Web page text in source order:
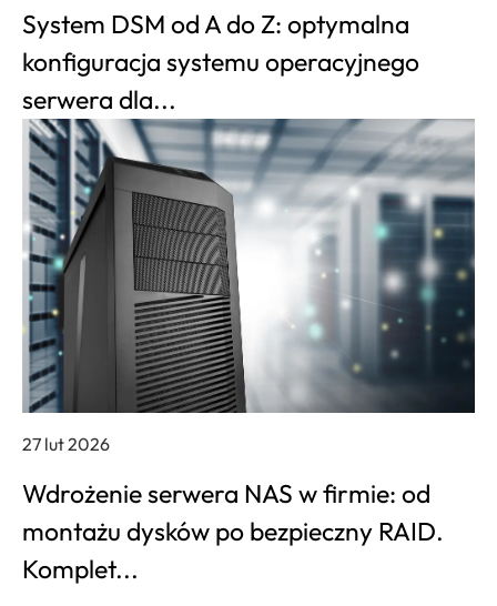
System DSM od A do Z: optymalna
konfiguracja systemu operacyjnego
serwera dla...
27 lut 2026
Wdrożenie serwera NAS w firmie: od
montażu dysków po bezpieczny RAID.
Komplet...